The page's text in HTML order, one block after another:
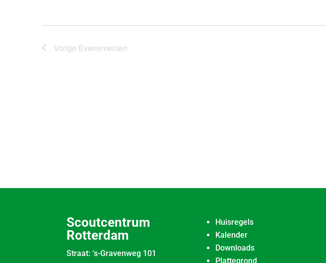
Vorige Evenementen
Scoutcentrum
Rotterdam
Straat: ‘s-Gravenweg 101
Huisregels
Kalender
Downloads
Plattegrond